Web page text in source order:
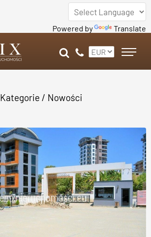
Powered by Translate
Kategorie / Nowości